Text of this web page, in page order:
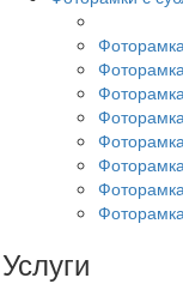
Услуги